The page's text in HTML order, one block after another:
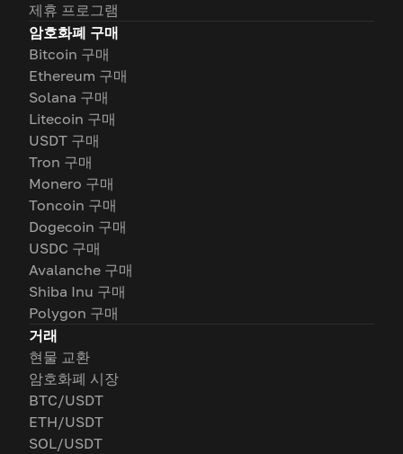
제휴 프로그램
암호화폐 구매
Bitcoin 구매
Ethereum 구매
Solana 구매
Litecoin 구매
USDT 구매
Tron 구매
Monero 구매
Toncoin 구매
Dogecoin 구매
USDC 구매
Avalanche 구매
Shiba Inu 구매
Polygon 구매
거래
현물 교환
암호화폐 시장
BTC/USDT
ETH/USDT
SOL/USDT